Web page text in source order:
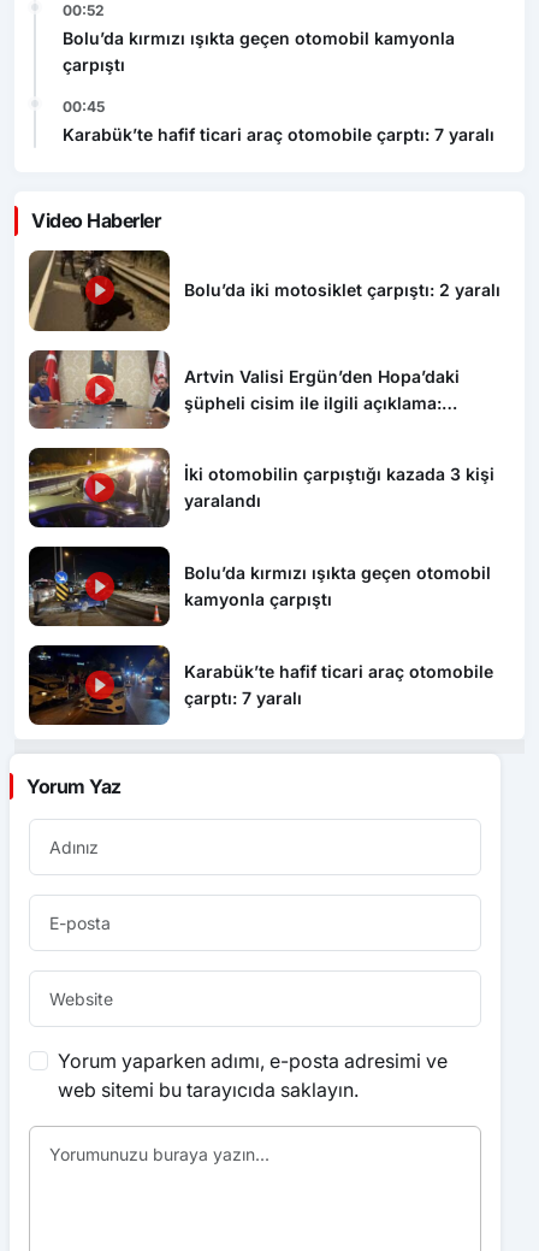
00:52
Bolu’da kırmızı ışıkta geçen otomobil kamyonla
çarpıştı
00:45
Karabük’te hafif ticari araç otomobile çarptı: 7 yaralı
Video Haberler
Bolu’da iki motosiklet çarpıştı: 2 yaralı
Artvin Valisi Ergün’den Hopa’daki
şüpheli cisim ile ilgili açıklama:
İki otomobilin çarpıştığı kazada 3 kişi
yaralandı
Bolu’da kırmızı ışıkta geçen otomobil
kamyonla çarpıştı
Karabük’te hafif ticari araç otomobile
çarptı: 7 yaralı
Yorum Yaz
Yorum yaparken adımı, e-posta adresimi ve
web sitemi bu tarayıcıda saklayın.